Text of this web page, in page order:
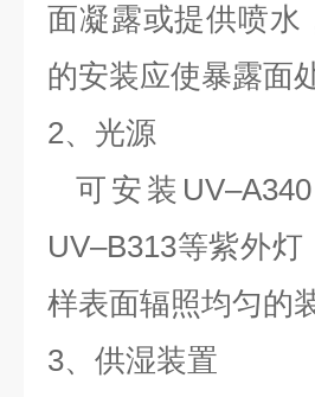
面凝露或提供喷水
的安装应使暴露面
2、光源
可安装
UV–B313等紫外
样表面辐照均匀的
3、供湿装置